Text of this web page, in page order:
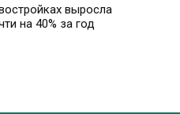
выросла
на 40% за год